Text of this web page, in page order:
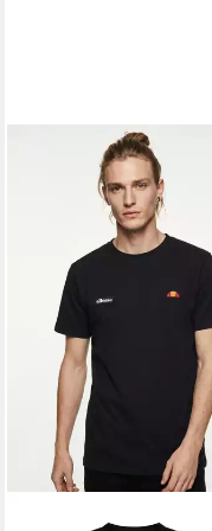
T-Shirt FLORAN